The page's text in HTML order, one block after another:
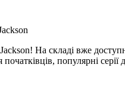
На складі вже
популярні серії